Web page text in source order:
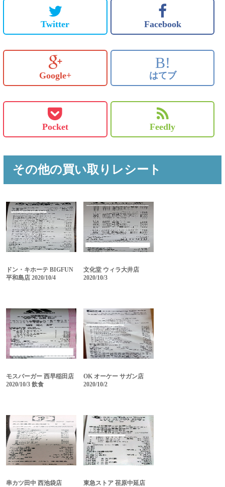
Twitter Facebook
Google+
B!
はてブ
Pocket Feedly
その他の買い取りレシート
ドン・キホーテ BIGFUN
平和島店 2020/10/4
文化堂 ウィラ大井店
2020/10/3
モスバーガー 西早稲田店
2020/10/3 飲食
OK オーケー サガン店
2020/10/2
串カツ田中 西池袋店 東急ストア 荏原中延店